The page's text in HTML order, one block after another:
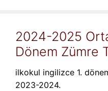
2024-2025
Dönem Zümre
ilkokul ingilizce 1.
2023-2024.